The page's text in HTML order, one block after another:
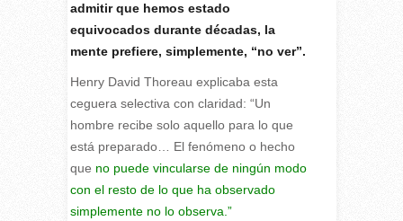
admitir que hemos estado
equivocados durante décadas, la
mente prefiere, simplemente, “no ver”.
Henry David Thoreau explicaba esta
ceguera selectiva con claridad: “Un
hombre recibe solo aquello para lo que
está preparado… El fenómeno o hecho
que no puede vincularse de ningún modo
con el resto de lo que ha observado
simplemente no lo observa.”